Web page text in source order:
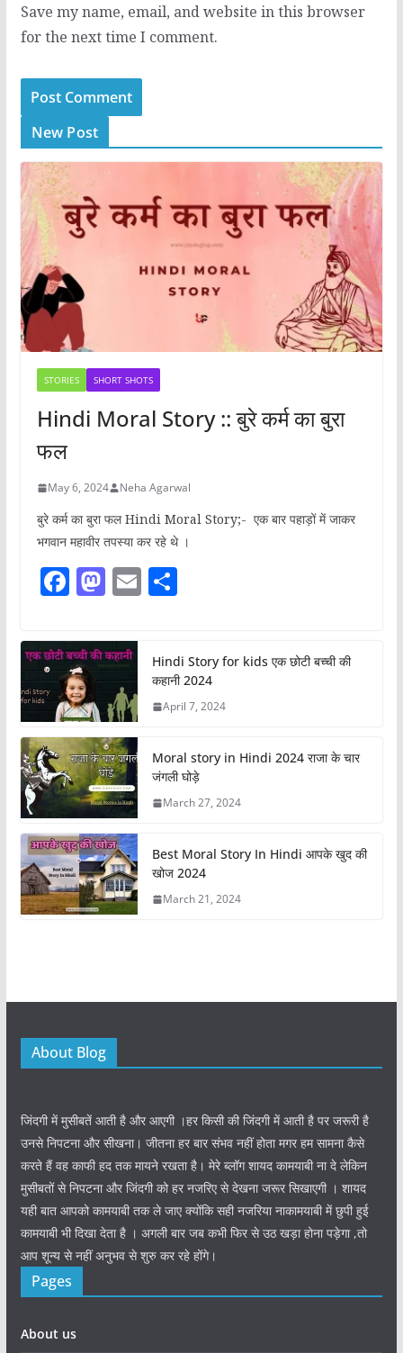
Save my name, email, and website in this browser
for the next time I comment.
New Post
STORIES SHORT SHOTS
Hindi Moral Story :: बुरे कर्म का बुरा
फल
May 6, 2024 Neha Agarwal
बुरे कर्म का बुरा फल Hindi Moral Story;- एक बार पहाड़ों में जाकर
भगवान महावीर तपस्या कर रहे थे ।
F
c
e
b
o
o
k
M
st
o
d
o
n
E S
e
Hindi Story for kids एक छोटी बच्ची की
कहानी 2024
April 7, 2024
Moral story in Hindi 2024 राजा के चार
जंगली घोड़े
March 27, 2024
Best Moral Story In Hindi आपके खुद की
खोज 2024
March 21, 2024
About Blog
जिंदगी में मुसीबतें आती है और आएगी ।हर किसी की जिंदगी में आती है पर जरूरी है
उनसे निपटना और सीखना। जीतना हर बार संभव नहीं होता मगर हम सामना कैसे
करते हैं वह काफी हद तक मायने रखता है। मेरे ब्लॉग शायद कामयाबी ना दे लेकिन
मुसीबतों से निपटना और जिंदगी को हर नजरिए से देखना जरूर सिखाएगी । शायद
यही बात आपको कामयाबी तक ले जाए क्योंकि सही नजरिया नाकामयाबी में छुपी हुई
कामयाबी भी दिखा देता है । अगली बार जब कभी फिर से उठ खड़ा होना पड़ेगा ,तो
आप शून्य से नहीं अनुभव से शुरु कर रहे होंगे।
Pages
About us